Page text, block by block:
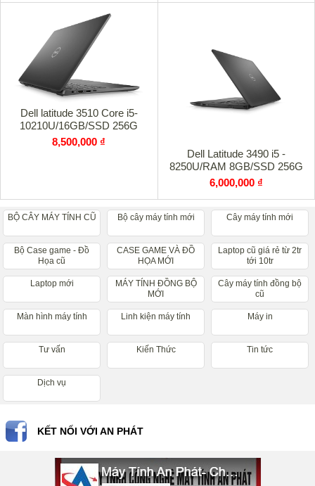
Dell latitude 3510 Core i5-
10210U/16GB/SSD 256G
8,500,000 ₫
Dell Latitude 3490 i5 -
8250U/RAM 8GB/SSD 256G
6,000,000 ₫
BỘ CÂY MÁY TÍNH CŨ Bộ cây máy tính mới Cây máy tính mới
Bộ Case game - Đồ
Họa cũ
CASE GAME VÀ ĐỒ
HỌA MỚI
Laptop cũ giá rẻ từ 2tr
tới 10tr
Laptop mới
MÁY TÍNH ĐỒNG BỘ
MỚI
Cây máy tính đồng bộ
cũ
Màn hình máy tính Linh kiện máy tính Máy in
Tư vấn Kiến Thức Tin tức
Dịch vụ
KẾT NỐI VỚI AN PHÁT